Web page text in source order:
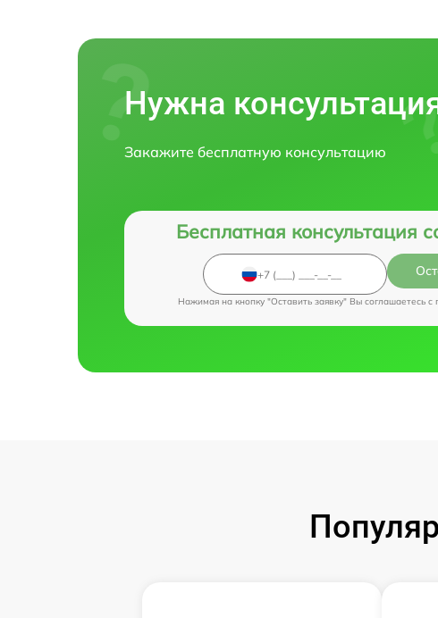
Нужна
Закажите бесплатную консультацию
Бесплатная консультация
Нажимая на кнопку "Оставить заявку" Вы соглашаетесь c